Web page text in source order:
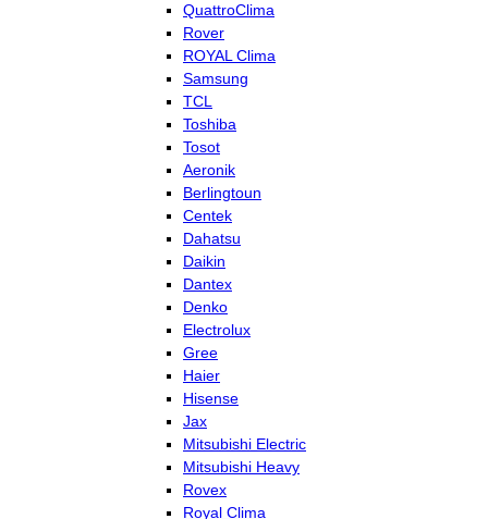
QuattroClima
Rover
ROYAL Clima
Samsung
TCL
Toshiba
Tosot
Aeronik
Berlingtoun
Centek
Dahatsu
Daikin
Dantex
Denko
Electrolux
Gree
Haier
Hisense
Jax
Mitsubishi Electric
Mitsubishi Heavy
Rovex
Royal Clima